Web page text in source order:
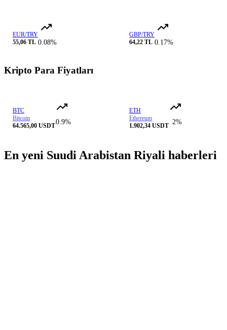
EUR/TRY
55,06 TL 0.08%
GBP/TRY
64,22 TL 0.17%
Kripto Para Fiyatları
BTC
Bitcoin
64.565,00 USDT0.9%
ETH
Ethereum
1.902,34 USDT 2%
En yeni Suudi Arabistan Riyali haberleri